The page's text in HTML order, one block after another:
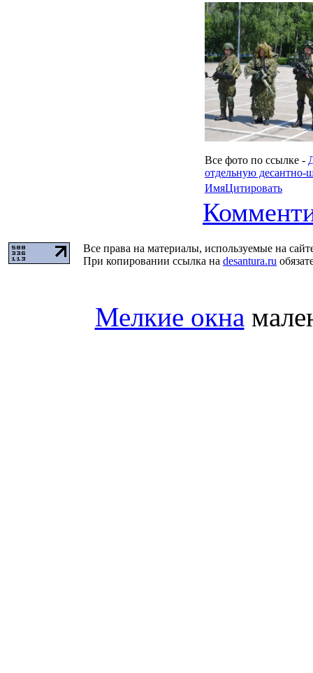
Все фото по ссылке -
отдельную
ИмяЦитировать
Все права на материалы, используемые на
При копировании ссылка на desantura.ru
Мелкие окна